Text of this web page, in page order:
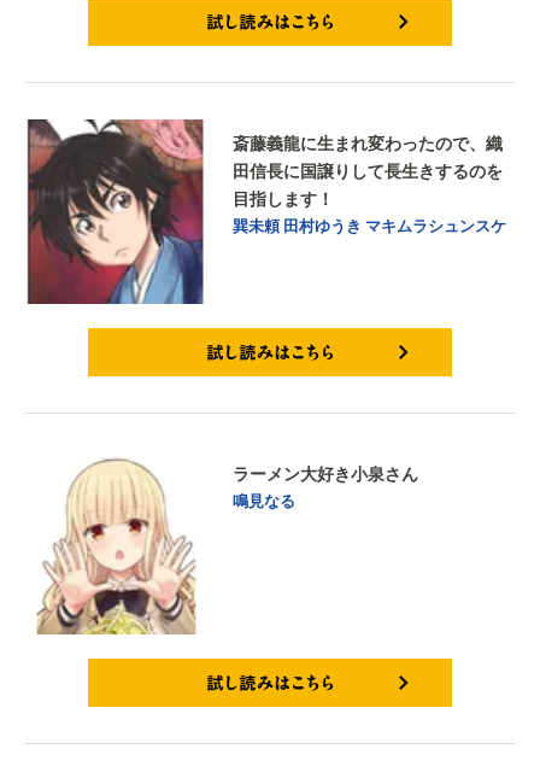
斎藤義龍に生まれ変わったので、織
田信長に国譲りして長生きするのを
目指します！
巽未頼 田村ゆうき マキムラシュンスケ
ラーメン大好き小泉さん
鳴見なる